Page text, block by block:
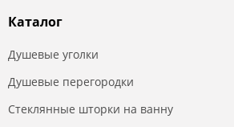
Каталог
Душевые уголки
Душевые перегородки
Стеклянные шторки на ванну